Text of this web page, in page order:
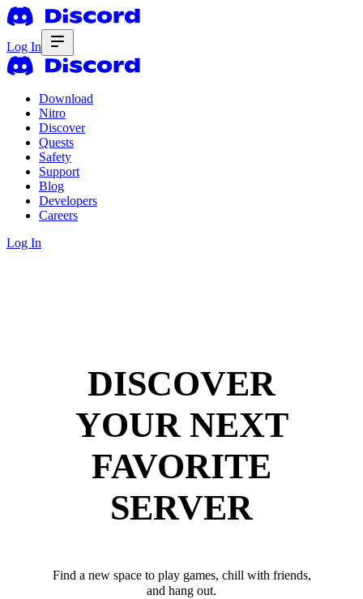
Log In
Download
Nitro
Discover
Quests
Safety
Support
Blog
Developers
Careers
Log In
DISCOVER
YOUR NEXT
FAVORITE
SERVER
Find a new space to play games, chill with friends,
and hang out.